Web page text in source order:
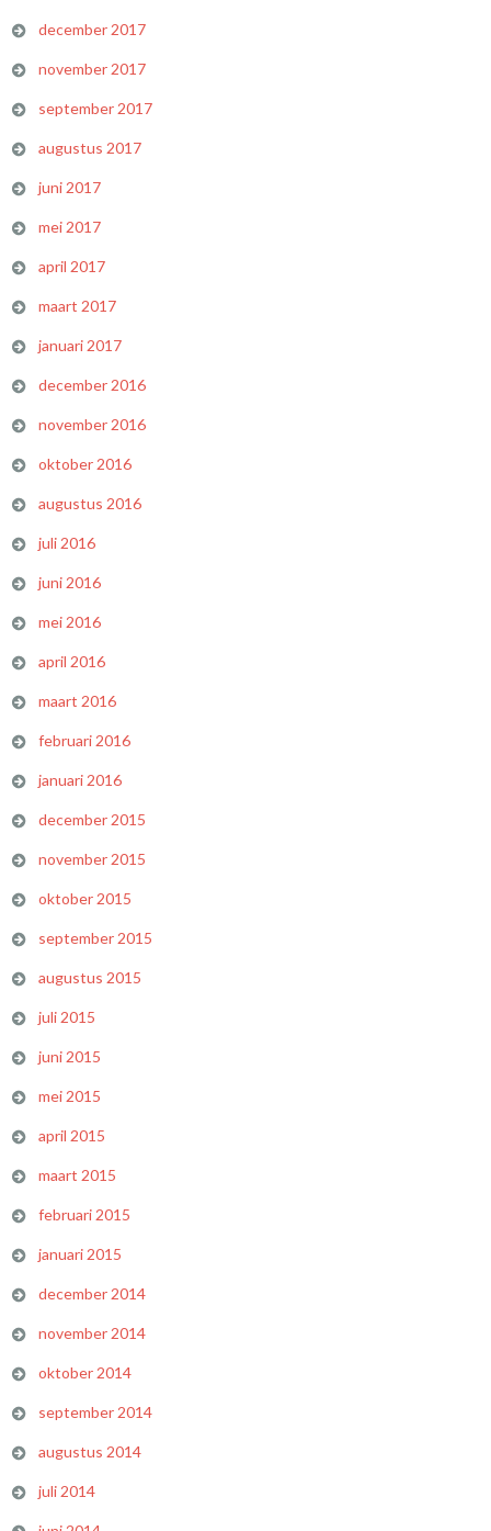
december 2017
november 2017
september 2017
augustus 2017
juni 2017
mei 2017
april 2017
maart 2017
januari 2017
december 2016
november 2016
oktober 2016
augustus 2016
juli 2016
juni 2016
mei 2016
april 2016
maart 2016
februari 2016
januari 2016
december 2015
november 2015
oktober 2015
september 2015
augustus 2015
juli 2015
juni 2015
mei 2015
april 2015
maart 2015
februari 2015
januari 2015
december 2014
november 2014
oktober 2014
september 2014
augustus 2014
juli 2014